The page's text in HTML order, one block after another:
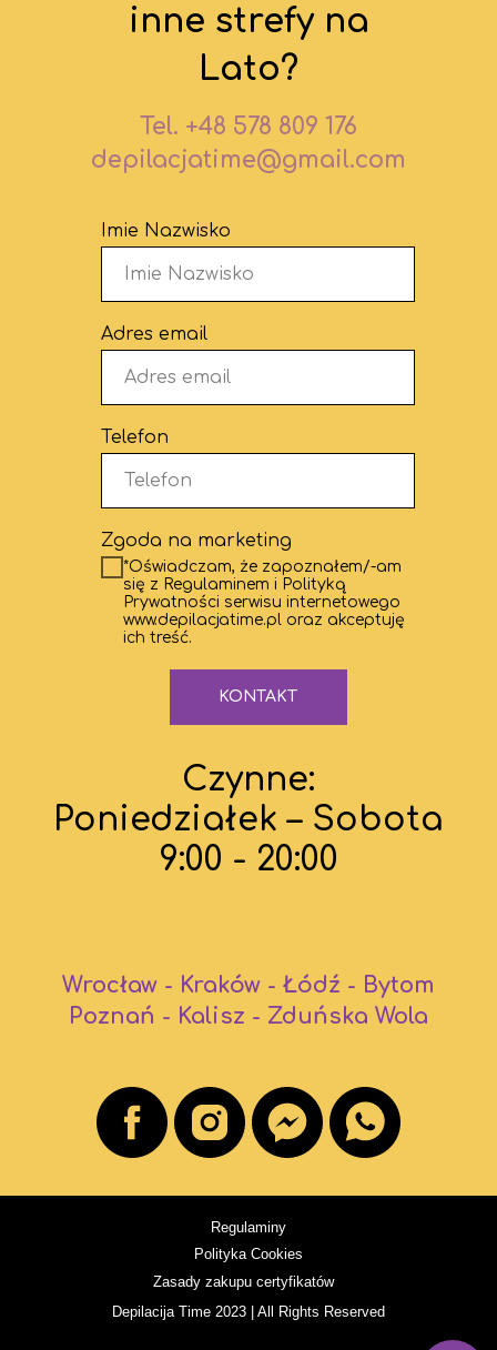
Tel. +48 578 809 176
depilacjatime@gmail.com
inne strefy na
Lato?
Imie Nazwisko
Adres email
Telefon
Zgoda na marketing
*Oświadczam, że zapoznałem/-am
się z Regulaminem i Polityką
Prywatności serwisu internetowego
www.depilacjatime.pl oraz akceptuję
ich treść.
KONTAKT
Czynne:
Poniedziałek – Sobota
9:00 - 20:00
Wrocław - Kraków - Łódź - Bytom
Poznań - Kalisz - Zduńska Wola
Depilacija Time 2023 | All Rights Reserved
Polityka Cookies
Zasady zakupu certyfikatów
Regulaminy